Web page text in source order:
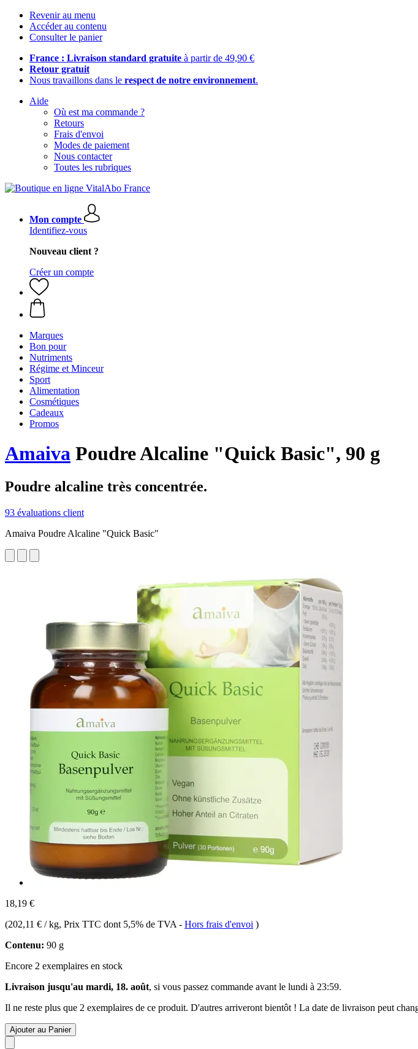
Revenir au menu
Accéder au contenu
Consulter le panier
France : Livraison standard gratuite à partir de 49,90 €
Retour gratuit
Nous travaillons dans le respect de notre environnement.
Aide
Où est ma commande ?
Retours
Frais d'envoi
Modes de paiement
Nous contacter
Toutes les rubriques
Mon compte
Identifiez-vous
Nouveau client ?
Créer un compte
Marques
Bon pour
Nutriments
Régime et Minceur
Sport
Alimentation
Cosmétiques
Cadeaux
Promos
Amaiva Poudre Alcaline "Quick Basic", 90 g
Poudre alcaline très concentrée.
93 évaluations client
Amaiva Poudre Alcaline "Quick Basic"
18,19 €
(202,11 € / kg, Prix TTC dont 5,5% de TVA - Hors frais d'envoi )
Contenu: 90 g
Encore 2 exemplaires en stock
Livraison jusqu'au mardi, 18. août, si vous passez commande avant le lundi à 23:59.
Il ne reste plus que 2 exemplaires de ce produit. D'autres arriveront bientôt ! La date de livraison peut
Ajouter au Panier